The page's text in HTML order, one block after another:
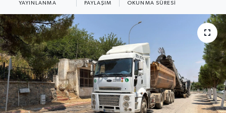
YAYINLANMA PAYLAŞIM OKUNMA SÜRESI
SAĞLIK
EĞİTİM
İLÇE HABERLERİ
KÜLTÜR-SANAT
KSÜ
Son Dakika Haberleri
Haber Arşivi